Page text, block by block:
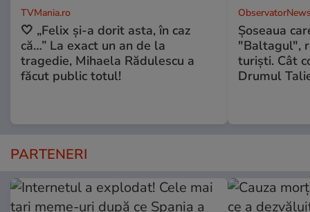
TVMania.ro
🤍 „Felix și-a dorit asta, în caz
că…” La exact un an de la
tragedie, Mihaela Rădulescu a
făcut public totul!
Șoseaua
"Baltagul",
turiști. Cât
Drumul
PARTENERI